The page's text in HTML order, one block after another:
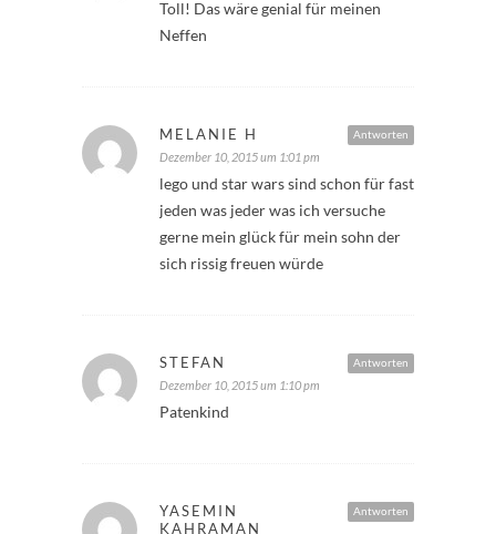
Toll! Das wäre genial für meinen
Neffen
Antworten
MELANIE H
Dezember 10, 2015 um 1:01 pm
lego und star wars sind schon für fast
jeden was jeder was ich versuche
gerne mein glück für mein sohn der
sich rissig freuen würde
Antworten
STEFAN
Dezember 10, 2015 um 1:10 pm
Patenkind
Antworten
YASEMIN
KAHRAMAN